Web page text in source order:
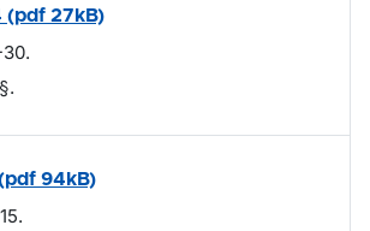
(pdf 27kB)
94kB)